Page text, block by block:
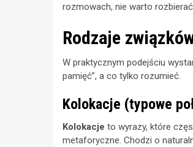
rozmowach, nie warto
Rodzaje
W praktycznym podejściu
pamięć”, a co tylko rozumieć.
Kolokacje (typowe
Kolokacje to wyrazy, które
metaforyczne. Chodzi o